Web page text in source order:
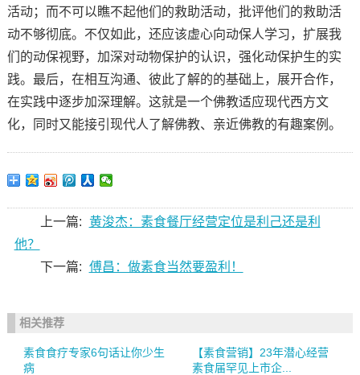
活动；而不可以瞧不起他们的救助活动，批评他们的救助活
动不够彻底。不仅如此，还应该虚心向动保人学习，扩展我
们的动保视野，加深对动物保护的认识，强化动保护生的实
践。最后，在相互沟通、彼此了解的的基础上，展开合作，
在实践中逐步加深理解。这就是一个佛教适应现代西方文
化，同时又能接引现代人了解佛教、亲近佛教的有趣案例。
上一篇: 黄浚杰：素食餐厅经营定位是利己还是利
他？
下一篇: 傅昌：做素食当然要盈利！
相关推荐
素食食疗专家6句话让你少生
病
【素食营销】23年潜心经营
素食届罕见上市企...